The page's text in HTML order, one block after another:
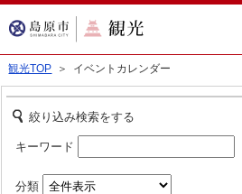
観光TOP ＞ イベントカレンダー
絞り込み検索をする
キーワード
分類